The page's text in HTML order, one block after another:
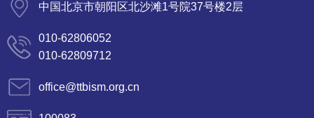
中国北京市朝阳区北沙滩1号院37号楼2层
010-62806052
010-62809712
office@ttbism.org.cn